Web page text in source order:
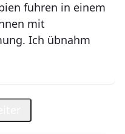
fuhren in einem
mit
Ich übnahm